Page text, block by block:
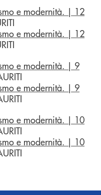
e modernità. | 12
e modernità. | 12
e modernità. | 9
e modernità. | 9
e modernità. | 10
e modernità. | 10